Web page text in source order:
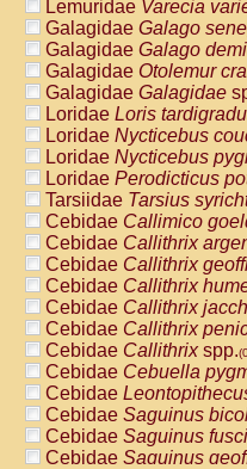
Lemuridae Varecia
Galagidae Galago
Galagidae Galago
Galagidae Otolemur
Galagidae Galagidae
Loridae Loris
Loridae Nycticebus
Loridae Nycticebus
Loridae Perodicticus
Tarsiidae Tarsius
Cebidae Callimico
Cebidae Callithrix
Cebidae Callithrix
Cebidae Callithrix
Cebidae Callithrix
Cebidae Callithrix
Cebidae Callithrixspp.
Cebidae Cebuella
Cebidae
Cebidae Saguinus
Cebidae Saguinus
Cebidae Saguinus